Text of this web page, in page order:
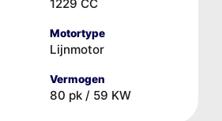
1229 CC
Motortype
Lijnmotor
Vermogen
80 pk / 59 KW